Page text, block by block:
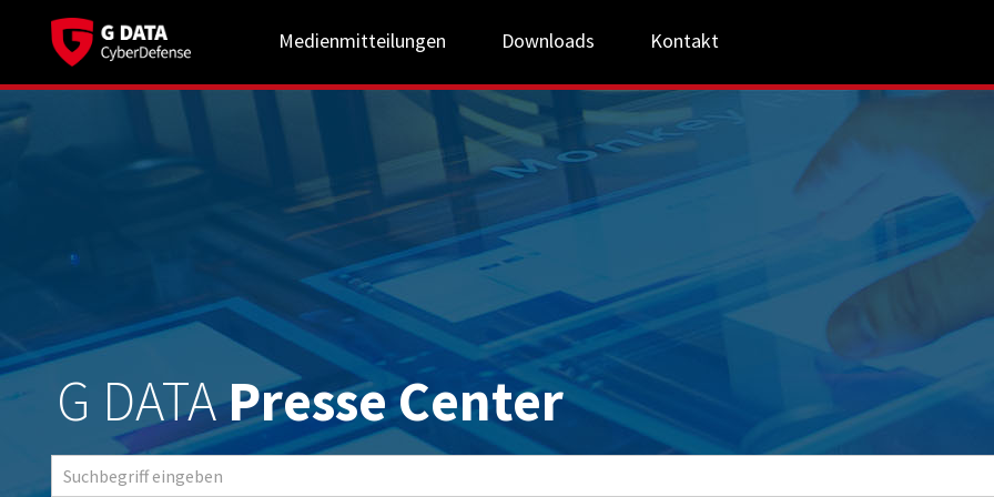
Medienmitteilungen Downloads Kontakt
G DATAPresse Center